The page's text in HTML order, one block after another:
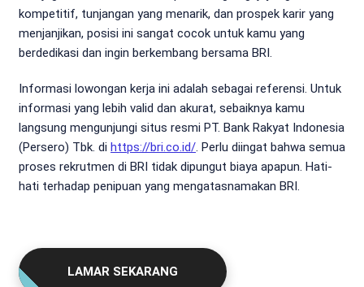
kompetitif, tunjangan yang menarik, dan prospek karir yang
menjanjikan, posisi ini sangat cocok untuk kamu yang
berdedikasi dan ingin berkembang bersama BRI.
Informasi lowongan kerja ini adalah sebagai referensi. Untuk
informasi yang lebih valid dan akurat, sebaiknya kamu
langsung mengunjungi situs resmi PT. Bank Rakyat Indonesia
(Persero) Tbk. di https://bri.co.id/. Perlu diingat bahwa semua
proses rekrutmen di BRI tidak dipungut biaya apapun. Hati-
hati terhadap penipuan yang mengatasnamakan BRI.
LAMAR SEKARANG